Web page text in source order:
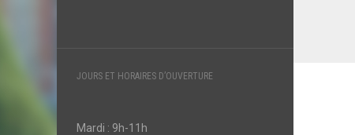
JOURS ET HORAIRES D’OUVERTURE
Mardi : 9h-11h